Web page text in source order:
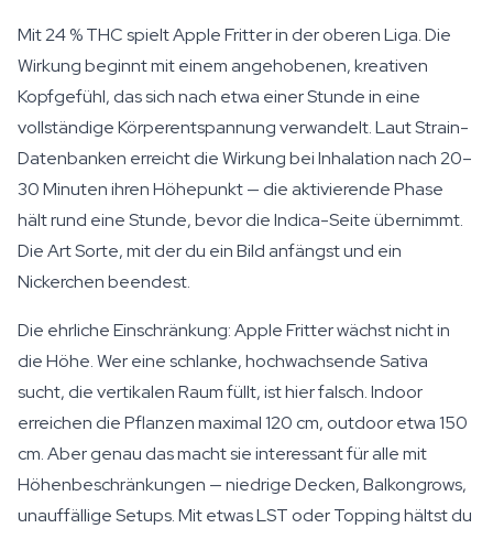
Mit 24 % THC spielt Apple Fritter in der oberen Liga. Die
Wirkung beginnt mit einem angehobenen, kreativen
Kopfgefühl, das sich nach etwa einer Stunde in eine
vollständige Körperentspannung verwandelt. Laut Strain-
Datenbanken erreicht die Wirkung bei Inhalation nach 20–
30 Minuten ihren Höhepunkt — die aktivierende Phase
hält rund eine Stunde, bevor die Indica-Seite übernimmt.
Die Art Sorte, mit der du ein Bild anfängst und ein
Nickerchen beendest.
Die ehrliche Einschränkung: Apple Fritter wächst nicht in
die Höhe. Wer eine schlanke, hochwachsende Sativa
sucht, die vertikalen Raum füllt, ist hier falsch. Indoor
erreichen die Pflanzen maximal 120 cm, outdoor etwa 150
cm. Aber genau das macht sie interessant für alle mit
Höhenbeschränkungen — niedrige Decken, Balkongrows,
unauffällige Setups. Mit etwas LST oder Topping hältst du